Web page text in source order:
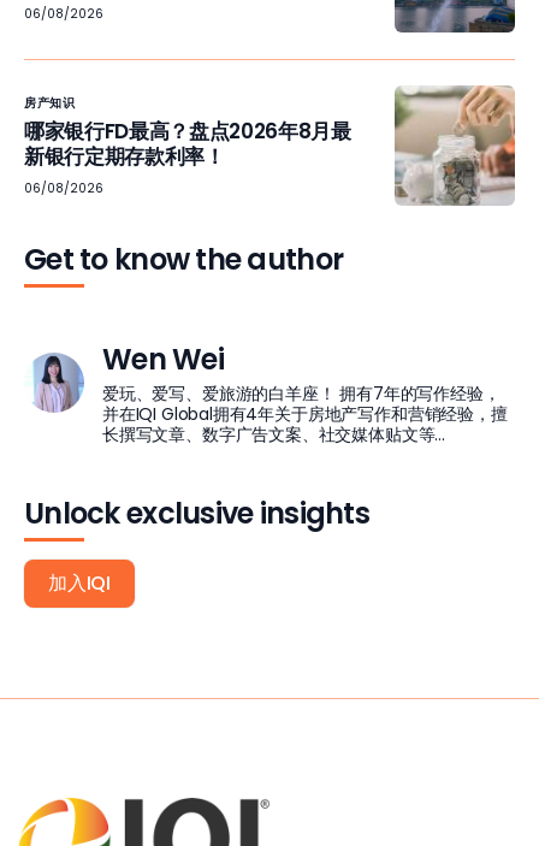
06/08/2026
房产知识
哪家银行FD最高？盘点2026年8月最
新银行定期存款利率！
06/08/2026
Get to know the author
Wen Wei
爱玩、爱写、爱旅游的白羊座！ 拥有7年的写作经验，
并在IQI Global拥有4年关于房地产写作和营销经验，擅
长撰写文章、数字广告文案、社交媒体贴文等...
Unlock exclusive insights
加入IQI